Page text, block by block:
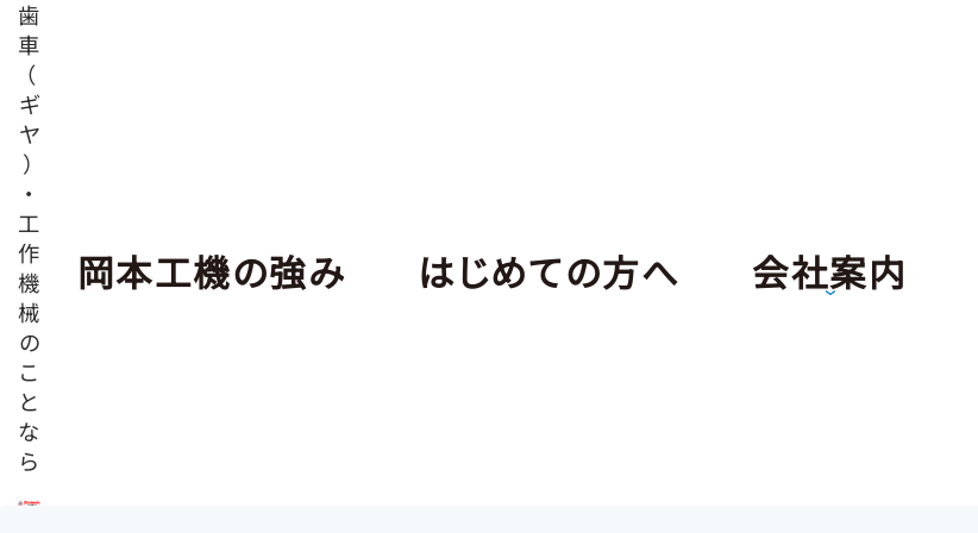
歯
車
（
ギ
ヤ
）
・
工
作
機
械
の
こ
と
な
ら
岡本工機の強み はじめての方へ 会社案内